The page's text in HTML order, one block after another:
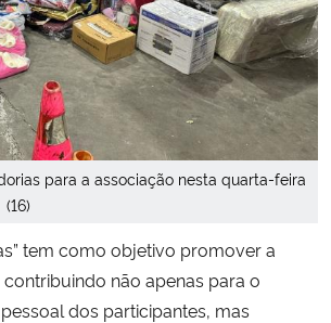
para a associação nesta quarta-feira
(16)
tem como objetivo promover a
não apenas para o
dos participantes, mas